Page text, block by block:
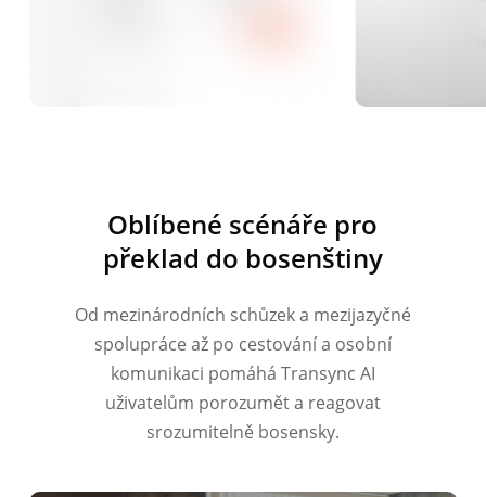
Oblíbené scénáře pro
překlad do bosenštiny
Od mezinárodních schůzek a mezijazyčné
spolupráce až po cestování a osobní
komunikaci pomáhá Transync AI
uživatelům porozumět a reagovat
srozumitelně bosensky.